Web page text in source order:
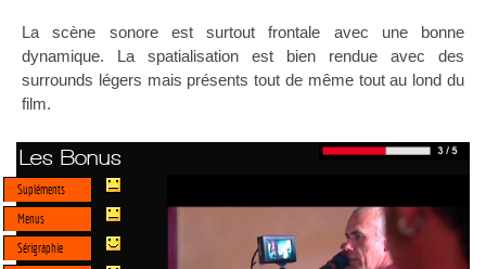
La scène sonore est surtout frontale avec une bonne
dynamique. La spatialisation est bien rendue avec des
surrounds légers mais présents tout de même tout au lond du
film.
Les Bonus
Supléments
Menus
Sérigraphie